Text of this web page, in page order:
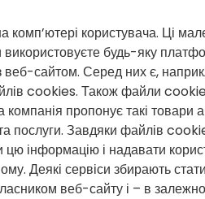
користувача. Ці
будь-яку
сайтом. Серед них є,
cookies. Також файли
компанія пропонує такі
та послуги. Завдяки файлів
цю інформацію і надавати
Деякі сервіси збирають
веб-сайту і – в